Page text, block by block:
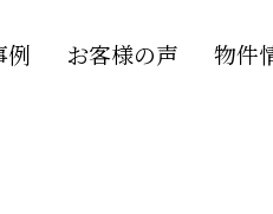
例 お客様の声 物件